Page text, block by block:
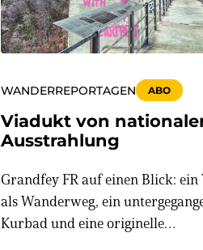
WANDERREPORTAGEN ABO
Viadukt von
Ausstrahlung
Grandfey FR auf einen Blick:
als Wanderweg, ein
Kurbad und eine originelle